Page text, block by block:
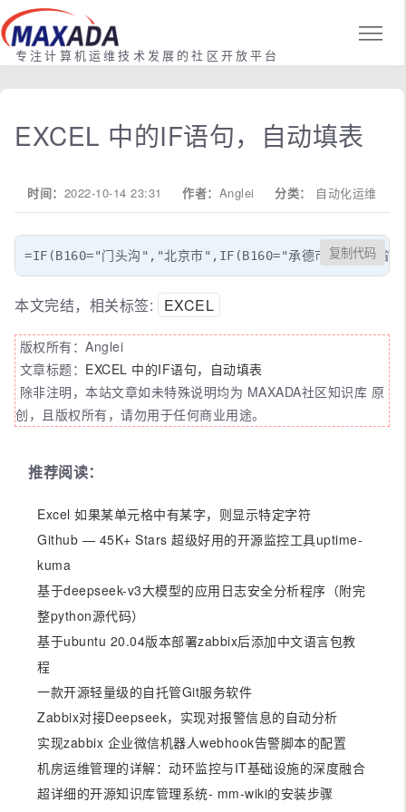
专注计算机运维技术发展的社区开放平台
EXCEL 中的IF语句，自动填表
时间： 2022-10-14 23:31作者： Anglei 分类： 自动化运维
=IF(B160="门头沟","北京市",IF(B160="承德市","河
复制代码
本文完结，相关标签: EXCEL
版权所有：Anglei
文章标题： EXCEL 中的IF语句，自动填表
除非注明，本站文章如未特殊说明均为 MAXADA社区知识库 原
创，且版权所有，请勿用于任何商业用途。
推荐阅读：
Excel 如果某单元格中有某字，则显示特定字符
Github — 45K+ Stars 超级好用的开源监控工具uptime-
kuma
基于deepseek-v3大模型的应用日志安全分析程序（附完
整python源代码）
基于ubuntu 20.04版本部署zabbix后添加中文语言包教
程
一款开源轻量级的自托管Git服务软件
Zabbix对接Deepseek，实现对报警信息的自动分析
实现zabbix 企业微信机器人webhook告警脚本的配置
机房运维管理的详解：动环监控与IT基础设施的深度融合
超详细的开源知识库管理系统- mm-wiki的安装步骤